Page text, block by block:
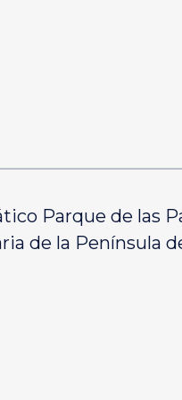
Parque de las
de la Península